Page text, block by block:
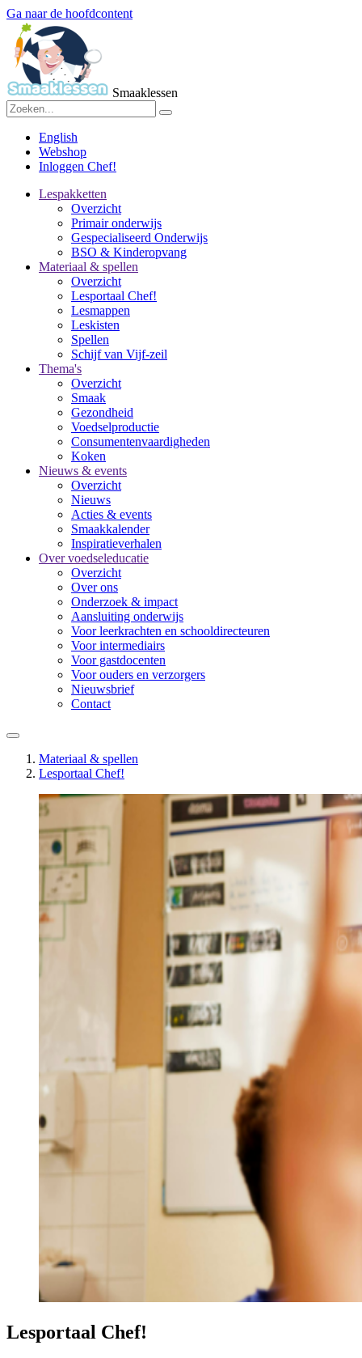
Ga naar de hoofdcontent
Smaaklessen
English
Webshop
Inloggen Chef!
Lespakketten
Overzicht
Primair onderwijs
Gespecialiseerd Onderwijs
BSO & Kinderopvang
Materiaal & spellen
Overzicht
Lesportaal Chef!
Lesmappen
Leskisten
Spellen
Schijf van Vijf-zeil
Thema's
Overzicht
Smaak
Gezondheid
Voedselproductie
Consumentenvaardigheden
Koken
Nieuws & events
Overzicht
Nieuws
Acties & events
Smaakkalender
Inspiratieverhalen
Over voedseleducatie
Overzicht
Over ons
Onderzoek & impact
Aansluiting onderwijs
Voor leerkrachten en schooldirecteuren
Voor intermediairs
Voor gastdocenten
Voor ouders en verzorgers
Nieuwsbrief
Contact
Materiaal & spellen
Lesportaal Chef!
Lesportaal Chef!